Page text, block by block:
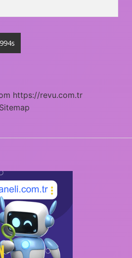
https://revu.com.tr
Sitemap